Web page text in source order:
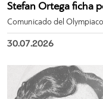
Stefan Ortega ficha
Comunicado del
30.07.2026